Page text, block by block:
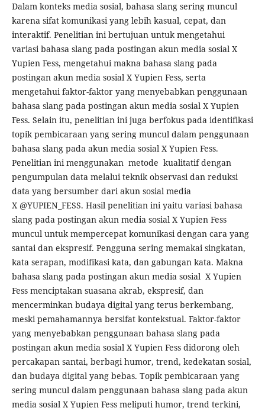
Dalam konteks media sosial, bahasa slang sering muncul
karena sifat komunikasi yang lebih kasual, cepat, dan
interaktif. Penelitian ini bertujuan untuk mengetahui
variasi bahasa slang pada postingan akun media sosial X
Yupien Fess, mengetahui makna bahasa slang pada
postingan akun media sosial X Yupien Fess, serta
mengetahui faktor-faktor yang menyebabkan penggunaan
bahasa slang pada postingan akun media sosial X Yupien
Fess. Selain itu, penelitian ini juga berfokus pada identifikasi
topik pembicaraan yang sering muncul dalam penggunaan
bahasa slang pada akun media sosial X Yupien Fess.
Penelitian ini menggunakan metode kualitatif dengan
pengumpulan data melalui teknik observasi dan reduksi
data yang bersumber dari akun sosial media
X @YUPIEN_FESS. Hasil penelitian ini yaitu variasi bahasa
slang pada postingan akun media sosial X Yupien Fess
muncul untuk mempercepat komunikasi dengan cara yang
santai dan ekspresif. Pengguna sering memakai singkatan,
kata serapan, modifikasi kata, dan gabungan kata. Makna
bahasa slang pada postingan akun media sosial X Yupien
Fess menciptakan suasana akrab, ekspresif, dan
mencerminkan budaya digital yang terus berkembang,
meski pemahamannya bersifat kontekstual. Faktor-faktor
yang menyebabkan penggunaan bahasa slang pada
postingan akun media sosial X Yupien Fess didorong oleh
percakapan santai, berbagi humor, trend, kedekatan sosial,
dan budaya digital yang bebas. Topik pembicaraan yang
sering muncul dalam penggunaan bahasa slang pada akun
media sosial X Yupien Fess meliputi humor, trend terkini,